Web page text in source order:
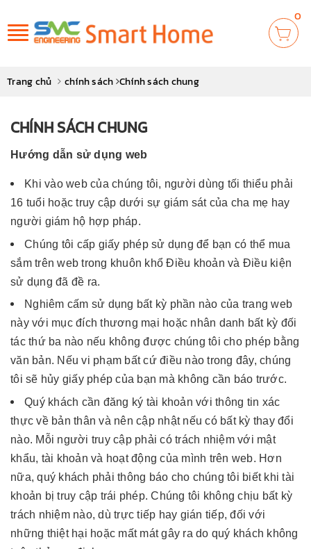
Toggle
navigation
0
Trang chủ chính sách Chính sách chung
CHÍNH SÁCH CHUNG
Hướng dẫn sử dụng web
Khi vào web của chúng tôi, người dùng tối thiểu phải
16 tuổi hoặc truy cập dưới sự giám sát của cha mẹ hay
người giám hộ hợp pháp.
Chúng tôi cấp giấy phép sử dụng để bạn có thể mua
sắm trên web trong khuôn khổ Điều khoản và Điều kiện
sử dụng đã đề ra.
Nghiêm cấm sử dụng bất kỳ phần nào của trang web
này với mục đích thương mại hoặc nhân danh bất kỳ đối
tác thứ ba nào nếu không được chúng tôi cho phép bằng
văn bản. Nếu vi phạm bất cứ điều nào trong đây, chúng
tôi sẽ hủy giấy phép của bạn mà không cần báo trước.
Quý khách cần đăng ký tài khoản với thông tin xác
thực về bản thân và nên cập nhật nếu có bất kỳ thay đổi
nào. Mỗi người truy cập phải có trách nhiệm với mật
khẩu, tài khoản và hoạt động của mình trên web. Hơn
nữa, quý khách phải thông báo cho chúng tôi biết khi tài
khoản bị truy cập trái phép. Chúng tôi không chịu bất kỳ
trách nhiệm nào, dù trực tiếp hay gián tiếp, đối với
những thiệt hại hoặc mất mát gây ra do quý khách không